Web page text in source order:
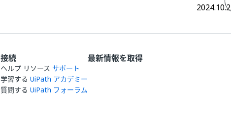
2024.10.2
接続
ヘルプ リソース サポート
学習する UiPath アカデミー
質問する UiPath フォーラム
最新情報を取得